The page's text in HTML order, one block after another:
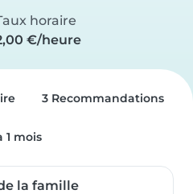
horaire
€/heure
3 Recommandations
1 mois
la famille